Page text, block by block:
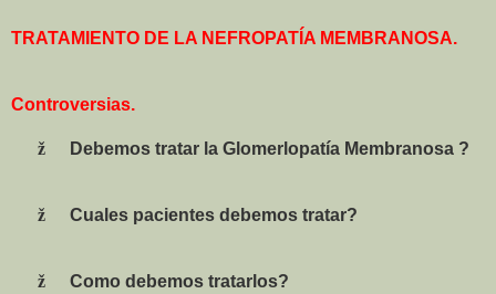
TRATAMIENTO DE LA NEFROPATÍA MEMBRANOSA.
Controversias.
ž Debemos tratar la Glomerlopatía Membranosa ?
ž Cuales pacientes debemos tratar?
ž Como debemos tratarlos?